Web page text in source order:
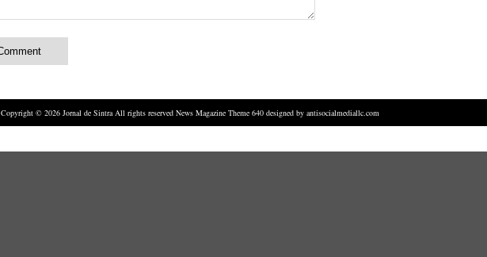
Copyright © 2026 Jornal de Sintra All rights reserved News Magazine Theme 640 designed by antisocialmediallc.com